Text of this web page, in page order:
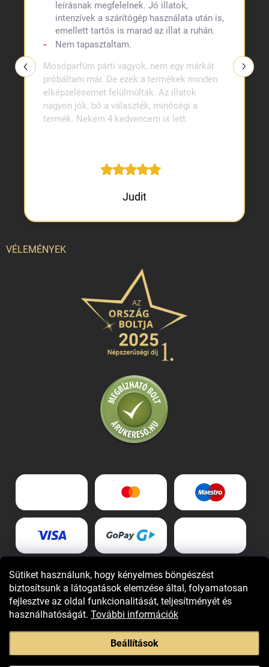
Sütiket használunk, hogy kényelmes böngészést
biztosítsunk a látogatások elemzése által, folyamatosan
fejlesztve az oldal funkcionalitását, teljesítményét és
használhatóságát. További információk
Beállítások
leírásnak megfelelnek. Jó illatok,
intenzívek a szárítógép használata után is,
emellett tartós is marad az illat a ruhán.
Nem tapasztaltam.
Mosóparfüm párti vagyok, nem egy márkát
próbáltam már. De ezek a termékek minden
elképzelésemet felülmúlták. Az illatok
nagyon jók, bő a választék, minőségi a
termék. Nekem 4 kedvencem is lett.
Judit
VÉLEMÉNYEK